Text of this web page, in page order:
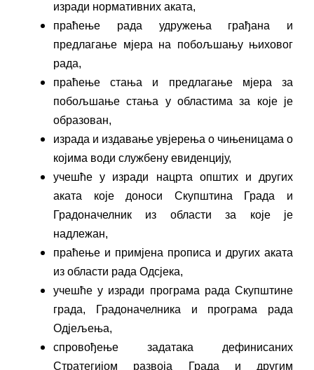
изради нормативних аката,
праћење рада удружења грађана и
предлагање мјера на побољшању њиховог
рада,
праћење стања и предлагање мјера за
побољшање стања у областима за које је
образован,
израда и издавање увјерења о чињеницама о
којима води службену евиденцију,
учешће у изради нацрта општих и других
аката које доноси Скупштина Града и
Градоначелник из области за које је
надлежан,
праћење и примјена прописа и других аката
из области рада Одсјека,
учешће у изради програма рада Скупштине
града, Градоначелника и програма рада
Одјељења,
спровођење задатака дефинисаних
Стратегијом развоја Града и другим